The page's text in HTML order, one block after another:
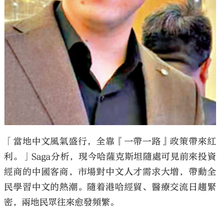
「當地中文風氣盛行，全靠『一帶一路』政策帶來紅
利。」Saga分析，現今哈薩克斯坦隨處可見前來投資
經商的中國客商，市場對中文人才需求大增，帶動全
民學習中文的熱潮。隨着港哈經貿、醫療交流日趨緊
密，兩地民眾往來愈發頻繁。